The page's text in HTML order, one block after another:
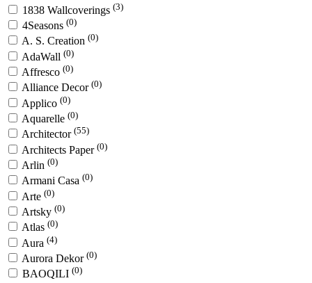
1838 Wallcoverings (3)
4Seasons (0)
A. S. Creation (0)
AdaWall (0)
Affresco (0)
Alliance Decor (0)
Applico (0)
Aquarelle (0)
Architector (55)
Architects Paper (0)
Arlin (0)
Armani Casa (0)
Arte (0)
Artsky (0)
Atlas (0)
Aura (4)
Aurora Dekor (0)
BAOQILI (0)